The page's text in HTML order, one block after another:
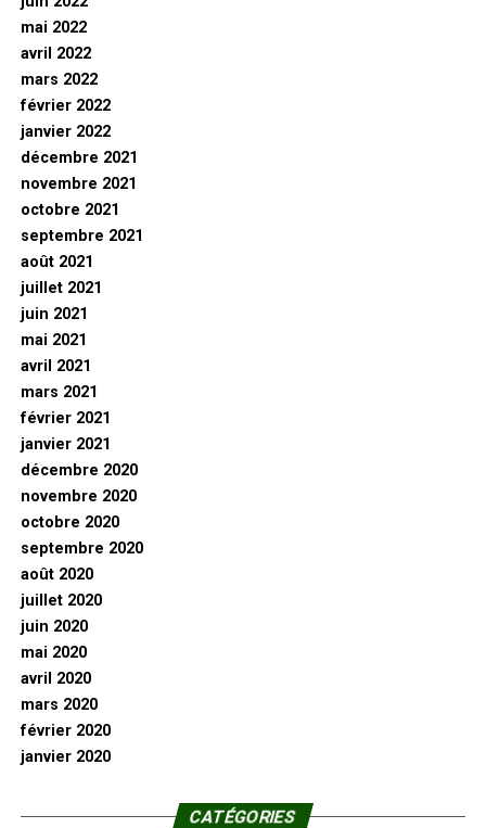
mai 2022
avril 2022
mars 2022
février 2022
janvier 2022
décembre 2021
novembre 2021
octobre 2021
septembre 2021
août 2021
juillet 2021
juin 2021
mai 2021
avril 2021
mars 2021
février 2021
janvier 2021
décembre 2020
novembre 2020
octobre 2020
septembre 2020
août 2020
juillet 2020
juin 2020
mai 2020
avril 2020
mars 2020
février 2020
janvier 2020
CATÉGORIES